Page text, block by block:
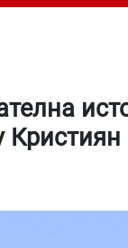
Кристиян